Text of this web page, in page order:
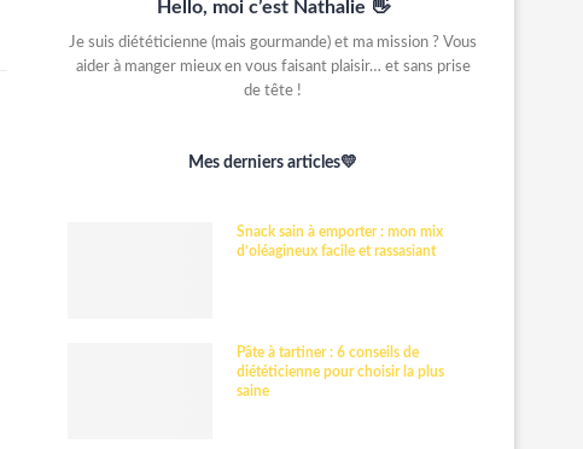
Hello, moi c’est Nathalie 👋
Je suis diététicienne (mais gourmande) et ma mission ? Vous
aider à manger mieux en vous faisant plaisir… et sans prise
de tête !
Mes derniers articles💛
Snack sain à emporter : mon mix
d’oléagineux facile et rassasiant
Pâte à tartiner : 6 conseils de
diététicienne pour choisir la plus
saine